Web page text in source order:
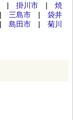
掛川市
焼
三島市
袋井
島田市
菊川